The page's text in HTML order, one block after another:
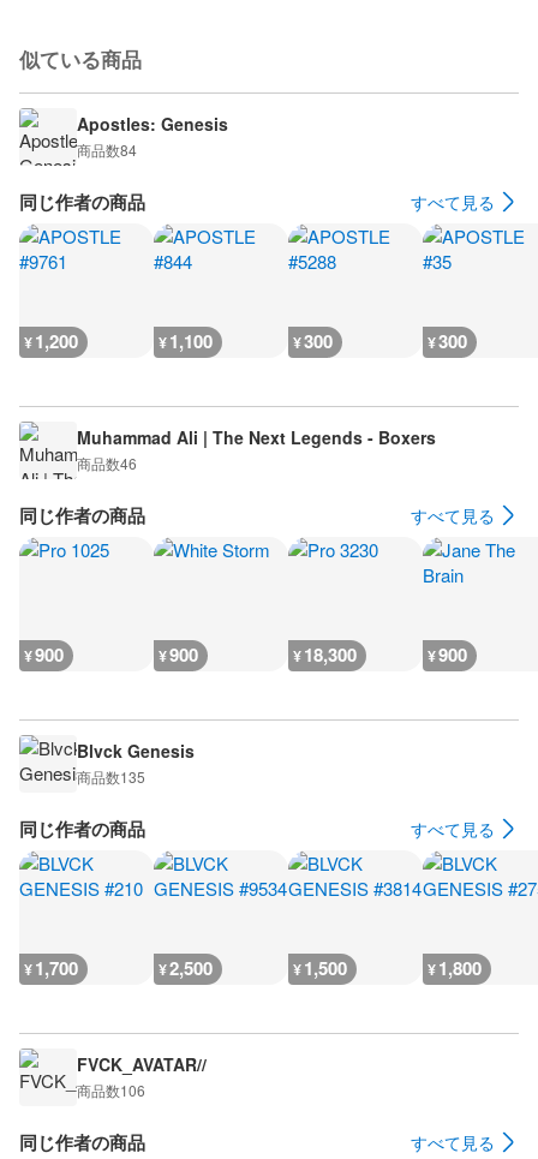
似ている商品
Apostles: Genesis
商品数84
同じ作者の商品 すべて見る
¥1,200 ¥1,100 ¥300 ¥300
Muhammad Ali | The Next Legends - Boxers
商品数46
同じ作者の商品 すべて見る
¥900 ¥900 ¥18,300 ¥900
Blvck Genesis
商品数135
同じ作者の商品 すべて見る
¥1,700 ¥2,500 ¥1,500 ¥1,800
FVCK_AVATAR//
商品数106
同じ作者の商品 すべて見る